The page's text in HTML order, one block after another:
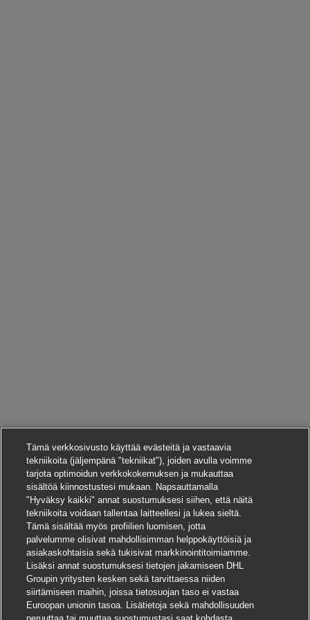
Tämä verkkosivusto käyttää evästeitä ja vastaavia
tekniikoita (jäljempänä "tekniikat"), joiden avulla voimme
tarjota optimoidun verkkokokemuksen ja mukauttaa
sisältöä kiinnostustesi mukaan. Napsauttamalla
"Hyväksy kaikki" annat suostumuksesi siihen, että näitä
tekniikoita voidaan tallentaa laitteellesi ja lukea sieltä.
Tämä sisältää myös profiilien luomisen, jotta
palvelumme olisivat mahdollisimman helppokäyttöisiä ja
asiakaskohtaisia sekä tukisivat markkinointitoimiamme.
Lisäksi annat suostumuksesi tietojen jakamiseen DHL
Groupin yritysten kesken sekä tarvittaessa niiden
siirtämiseen maihin, joissa tietosuojan taso ei vastaa
Euroopan unionin tasoa. Lisätietoja sekä mahdollisuuden